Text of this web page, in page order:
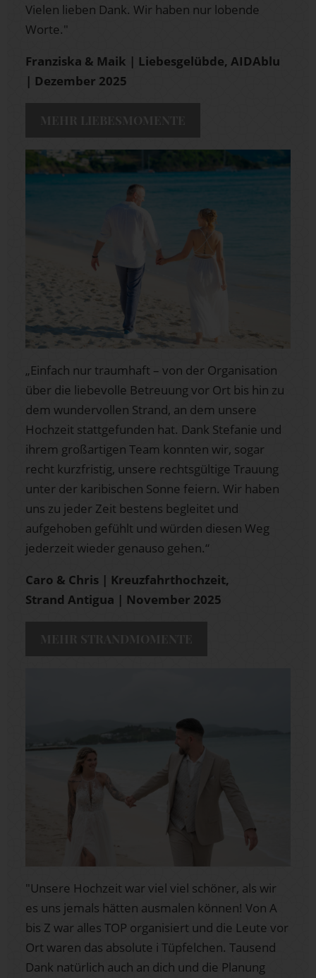
Vielen lieben Dank. Wir haben nur lobende
Worte."
Franziska & Maik | Liebesgelübde, AIDAblu
| Dezember 2025
„Einfach nur traumhaft – von der Organisation
über die liebevolle Betreuung vor Ort bis hin zu
dem wundervollen Strand, an dem unsere
Hochzeit stattgefunden hat. Dank Stefanie und
ihrem großartigen Team konnten wir, sogar
recht kurzfristig, unsere rechtsgültige Trauung
unter der karibischen Sonne feiern. Wir haben
uns zu jeder Zeit bestens begleitet und
aufgehoben gefühlt und würden diesen Weg
jederzeit wieder genauso gehen.“
Caro & Chris | Kreuzfahrthochzeit,
Strand Antigua | November 2025
"Unsere Hochzeit war viel viel schöner, als wir
es uns jemals hätten ausmalen können! Von A
bis Z war alles TOP organisiert und die Leute vor
Ort waren das absolute i Tüpfelchen. Tausend
Dank natürlich auch an dich und die Planung